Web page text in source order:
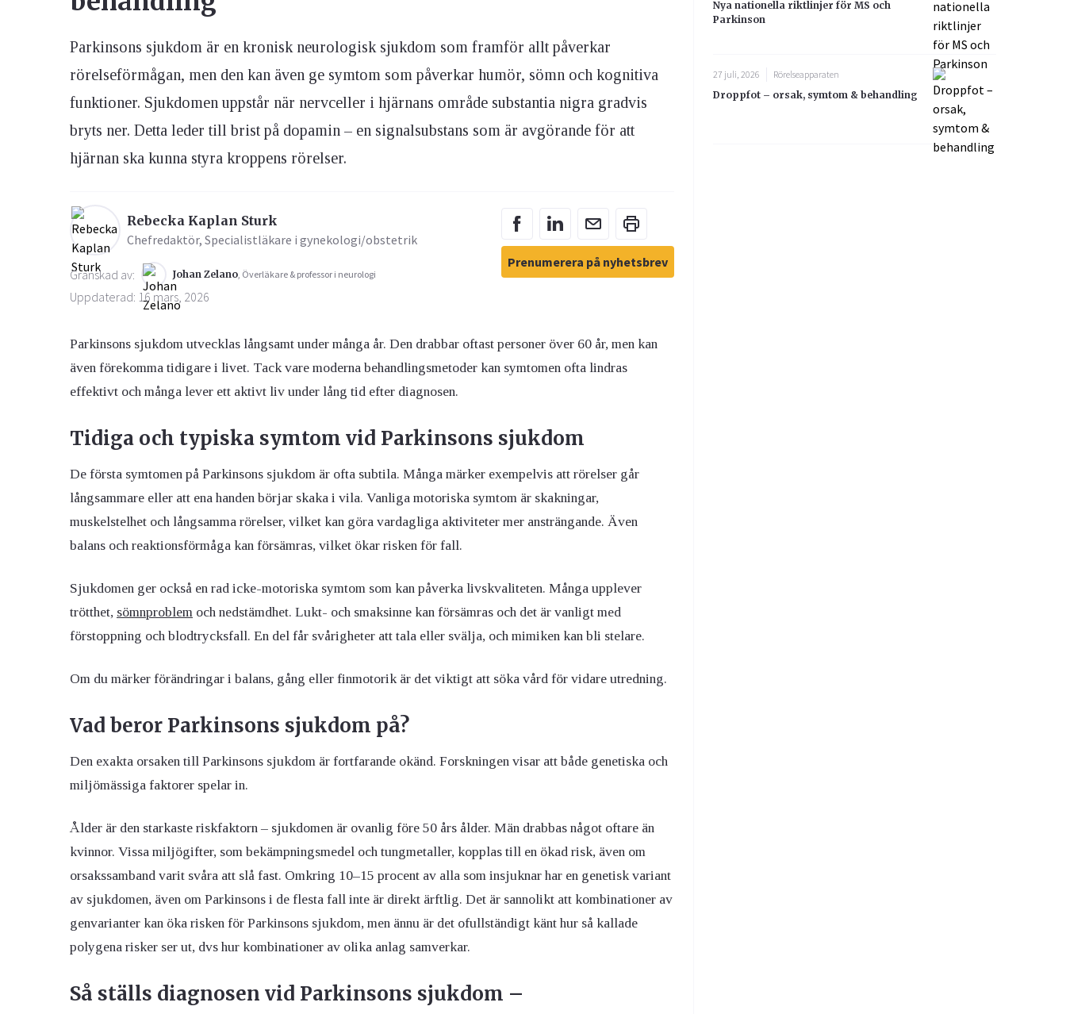
Ögon & Öron
Övervikt
Parkinsons sjukdom är en kronisk neurologisk sjukdom som framför allt påverkar
rörelseförmågan, men den kan även ge symtom som påverkar humör, sömn och kognitiva
funktioner. Sjukdomen uppstår när nervceller i hjärnans område substantia nigra gradvis
bryts ner. Detta leder till brist på dopamin – en signalsubstans som är avgörande för att
hjärnan ska kunna styra kroppens rörelser.
Rebecka Kaplan Sturk
Chefredaktör, Specialistläkare i gynekologi/obstetrik
Granskad av: Johan Zelano, Överläkare & professor i neurologi
Uppdaterad: 16 mars, 2026
Prenumerera på nyhetsbrev
Parkinsons sjukdom utvecklas långsamt under många år. Den drabbar oftast personer över 60 år, men kan
även förekomma tidigare i livet. Tack vare moderna behandlingsmetoder kan symtomen ofta lindras
effektivt och många lever ett aktivt liv under lång tid efter diagnosen.
Tidiga och typiska symtom vid Parkinsons sjukdom
De första symtomen på Parkinsons sjukdom är ofta subtila. Många märker exempelvis att rörelser går
långsammare eller att ena handen börjar skaka i vila. Vanliga motoriska symtom är skakningar,
muskelstelhet och långsamma rörelser, vilket kan göra vardagliga aktiviteter mer ansträngande. Även
balans och reaktionsförmåga kan försämras, vilket ökar risken för fall.
Sjukdomen ger också en rad icke-motoriska symtom som kan påverka livskvaliteten. Många upplever
trötthet, sömnproblem och nedstämdhet. Lukt- och smaksinne kan försämras och det är vanligt med
förstoppning och blodtrycksfall. En del får svårigheter att tala eller svälja, och mimiken kan bli stelare.
Om du märker förändringar i balans, gång eller finmotorik är det viktigt att söka vård för vidare utredning.
Vad beror Parkinsons sjukdom på?
Den exakta orsaken till Parkinsons sjukdom är fortfarande okänd. Forskningen visar att både genetiska och
miljömässiga faktorer spelar in.
Ålder är den starkaste riskfaktorn – sjukdomen är ovanlig före 50 års ålder. Män drabbas något oftare än
kvinnor. Vissa miljögifter, som bekämpningsmedel och tungmetaller, kopplas till en ökad risk, även om
orsakssamband varit svåra att slå fast. Omkring 10–15 procent av alla som insjuknar har en genetisk variant
av sjukdomen, även om Parkinsons i de flesta fall inte är direkt ärftlig. Det är sannolikt att kombinationer av
genvarianter kan öka risken för Parkinsons sjukdom, men ännu är det ofullständigt känt hur så kallade
polygena risker ser ut, dvs hur kombinationer av olika anlag samverkar.
Så ställs diagnosen vid Parkinsons sjukdom –
Nya nationella riktlinjer för MS och
Parkinson
27 juli, 2026
Rörelseapparaten
Droppfot – orsak, symtom & behandling